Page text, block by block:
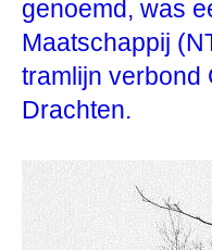
genoemd, was
Maatschappij
tramlijn verbond
Drachten.